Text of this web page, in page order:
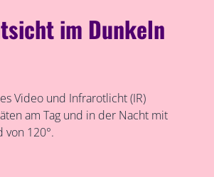
im Dunkeln
Video und Infrarotlicht (IR)
am Tag und in der Nacht mit
von 120°.